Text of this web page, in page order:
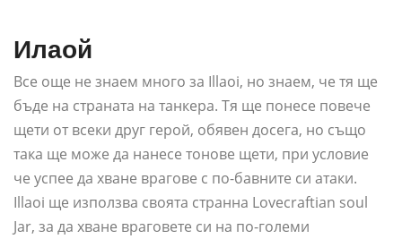
Илаой
Все още не знаем много за Illaoi, но знаем, че тя ще
бъде на страната на танкера. Тя ще понесе повече
щети от всеки друг герой, обявен досега, но също
така ще може да нанесе тонове щети, при условие
че успее да хване врагове с по-бавните си атаки.
Illaoi ще използва своята странна Lovecraftian soul
Jar, за да хване враговете си на по-големи